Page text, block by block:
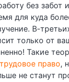
без забот
для куда
В-
только от
Такие
трудовое право,
не станут